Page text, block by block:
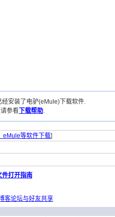
安装了电驴(eMule)下载软件.
参看 下载帮助.
eMule等软件下载]
件打开指南
客论坛与好友共享